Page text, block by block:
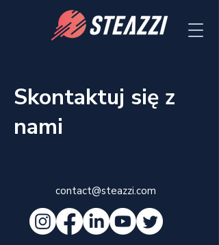
Skontaktuj się z
nami
contact@steazzi.com